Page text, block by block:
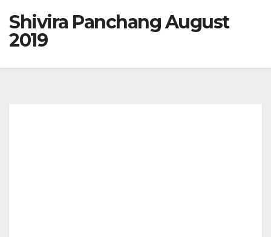
Shivira Panchang August
2019